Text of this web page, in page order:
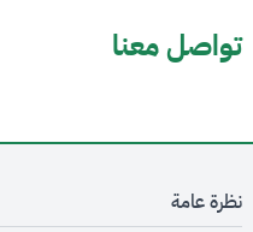
تواصل معنا
نظرة عامة